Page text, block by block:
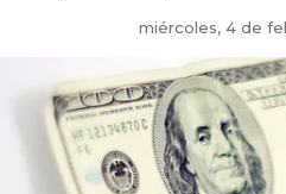
miércoles, 4 de